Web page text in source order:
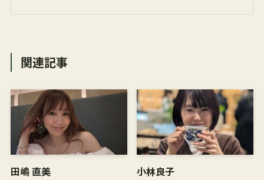
関連記事
田嶋 直美 小林良子